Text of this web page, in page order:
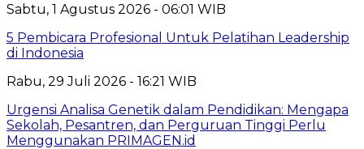
Sabtu, 1 Agustus 2026 - 06:01 WIB
5 Pembicara Profesional Untuk Pelatihan Leadership
di Indonesia
Rabu, 29 Juli 2026 - 16:21 WIB
Urgensi Analisa Genetik dalam Pendidikan: Mengapa
Sekolah, Pesantren, dan Perguruan Tinggi Perlu
Menggunakan PRIMAGEN.id